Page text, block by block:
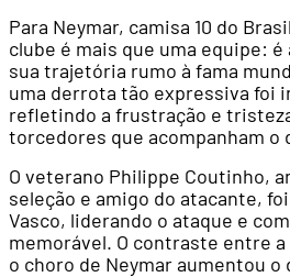
Para Neymar, camisa 10 do
clube é mais que uma equipe: é
sua trajetória rumo à fama
uma derrota tão expressiva foi
refletindo a frustração e
torcedores que acompanham o
O veterano Philippe Coutinho,
seleção e amigo do atacante,
Vasco, liderando o ataque e
memorável. O contraste entre
o choro de Neymar aumentou o